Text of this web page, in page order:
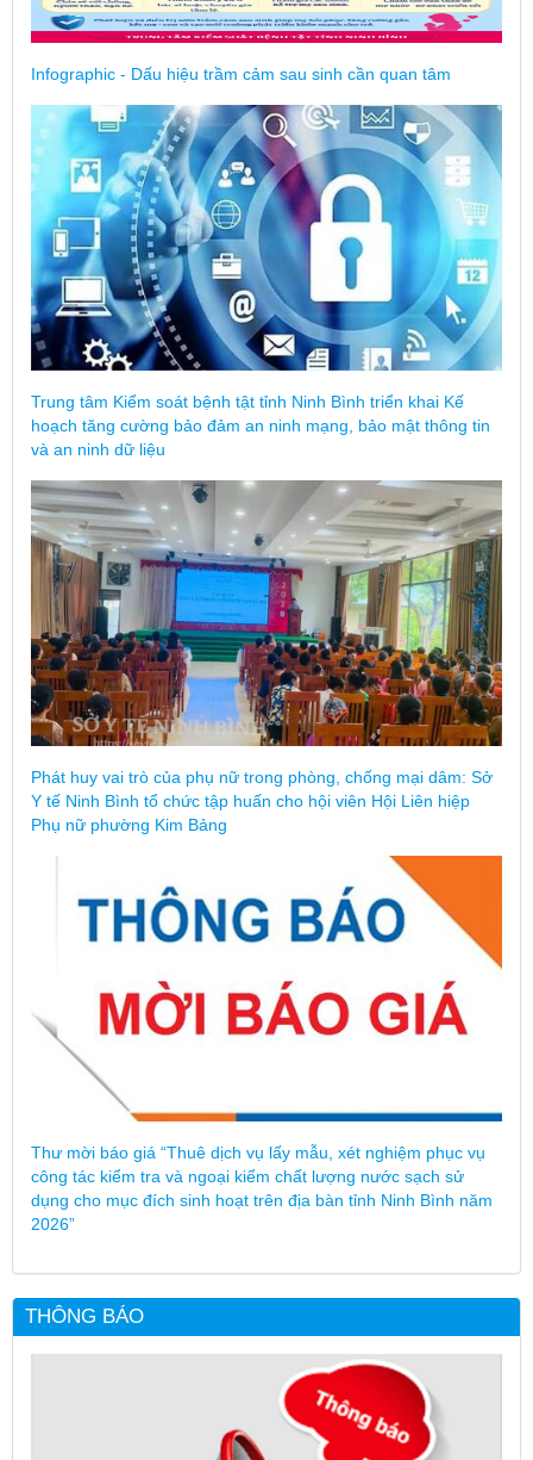
Infographic - Dấu hiệu trầm cảm sau sinh cần quan tâm
Trung tâm Kiểm soát bệnh tật tỉnh Ninh Bình triển khai Kế
hoạch tăng cường bảo đảm an ninh mạng, bảo mật thông tin
và an ninh dữ liệu
Phát huy vai trò của phụ nữ trong phòng, chống mại dâm: Sở
Y tế Ninh Bình tổ chức tập huấn cho hội viên Hội Liên hiệp
Phụ nữ phường Kim Bảng
Thư mời báo giá “Thuê dịch vụ lấy mẫu, xét nghiệm phục vụ
công tác kiểm tra và ngoại kiểm chất lượng nước sạch sử
dụng cho mục đích sinh hoạt trên địa bàn tỉnh Ninh Bình năm
2026”
THÔNG BÁO